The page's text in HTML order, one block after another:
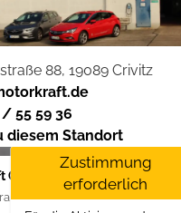
88, 19089 Crivitz
55 59 36
diesem Standort
88, 19089 Crivitz
Zustimmung
erforderlich